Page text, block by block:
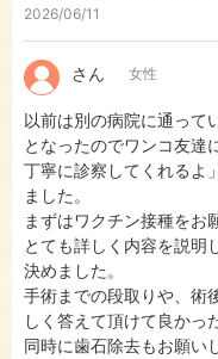
2026/06/11
さん 女性
以前は別の病院に通って
となったのでワンコ友達
丁寧に診察してくれるよ
ました。
まずはワクチン接種をお
とても詳しく内容を説明
決めました。
手術までの段取りや、術
しく答えて頂けて良かっ
同時に歯石除去もお願い